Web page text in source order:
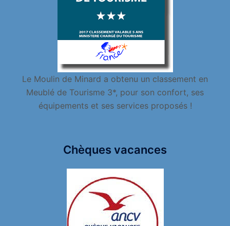
Le Moulin de Minard a obtenu un classement en
Meublé de Tourisme 3*, pour son confort, ses
équipements et ses services proposés !
Chèques vacances